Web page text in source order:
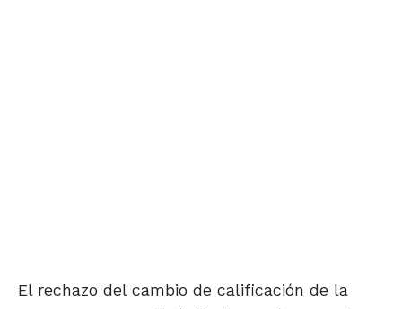
El rechazo del cambio de calificación de la